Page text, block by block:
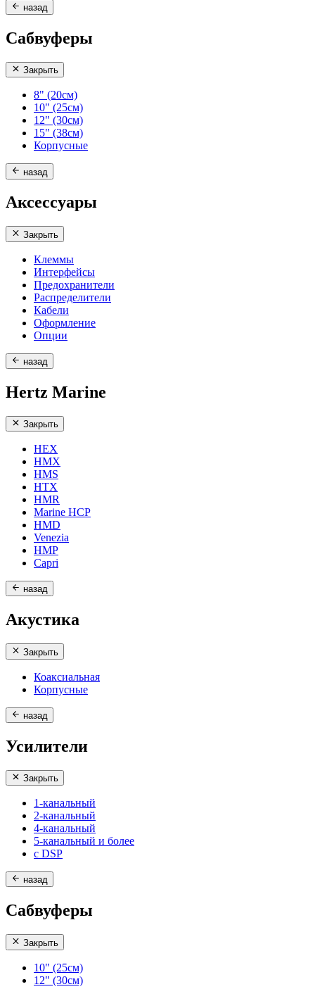
назад
Сабвуферы
Закрыть
8" (20см)
10" (25см)
12" (30см)
15" (38см)
Корпусные
назад
Аксессуары
Закрыть
Клеммы
Интерфейсы
Предохранители
Распределители
Кабели
Оформление
Опции
назад
Hertz Marine
Закрыть
HEX
HMX
HMS
HTX
HMR
Marine HCP
HMD
Venezia
HMP
Capri
назад
Акустика
Закрыть
Коаксиальная
Корпусные
назад
Усилители
Закрыть
1-канальный
2-канальный
4-канальный
5-канальный и более
с DSP
назад
Сабвуферы
Закрыть
10" (25см)
12" (30см)